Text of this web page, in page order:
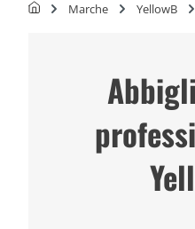
Marche YellowB